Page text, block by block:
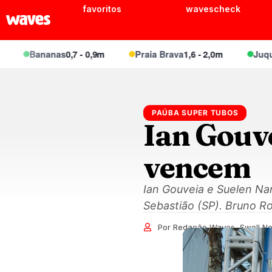
favoritos wavescheck
0,7 - 0,9m Praia Brava1,6 - 2,0m Juquei1,1 -
PAÚBA SUPER TUBOS
Ian
vencem
Ian Gouveia e Suelen
Sebastião (SP). Bruno
Por Redação Waves, Swell